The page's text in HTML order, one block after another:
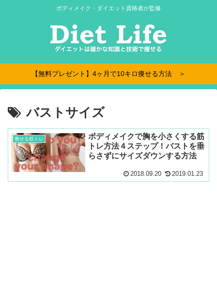
ボディメイク・ダイエット資格者が監修
【無料プレゼント】4ヶ月で10キロ痩せる方法 ＞
バストサイズ
痩せる筋トレ
ボディメイクで胸を小さくする筋
トレ方法４ステップ！バストを垂
らさずにサイズダウンする方法
2018.09.20 2019.01.23